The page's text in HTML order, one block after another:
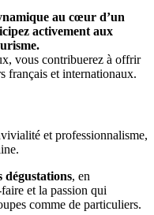
au cœur d’un
activement aux
vous contribuerez à offrir
français et internationaux.
et professionnalisme,
dégustations, en
et la passion qui
comme de particuliers.